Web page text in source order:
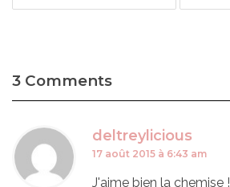
3 Comments
deltreylicious
17 août 2015 à 6:43 am
J'aime bien la chemise !